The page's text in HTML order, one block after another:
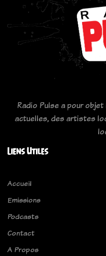
Radio Pulse a pour
actuelles, des artistes
Liens Utiles
Accueil
Emissions
Podcasts
Contact
A Propos